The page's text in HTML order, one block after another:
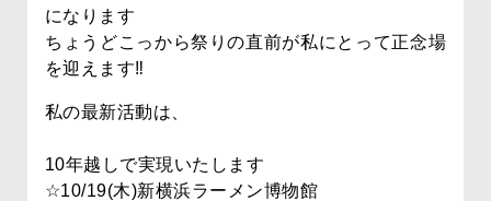
になります
ちょうどこっから祭りの直前が私にとって正念場
を迎えます‼
私の最新活動は、
10年越しで実現いたします
☆10/19(木)新横浜ラーメン博物館